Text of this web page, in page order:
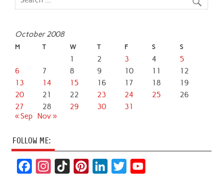
October 2008
M T W T F S S
1 2 3 4
5
6
7 8 9 10 11
12
13
14 15 16 17 18
19
20
21 22 23 24 25
26
27
28 29 30
31
« Sep
Nov »
FOLLOW ME: